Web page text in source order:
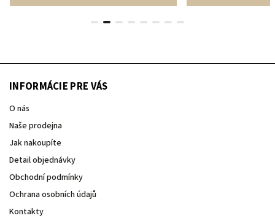
INFORMÁCIE PRE VÁS
O nás
Naše prodejna
Jak nakoupíte
Detail objednávky
Obchodní podmínky
Ochrana osobních údajů
Kontakty